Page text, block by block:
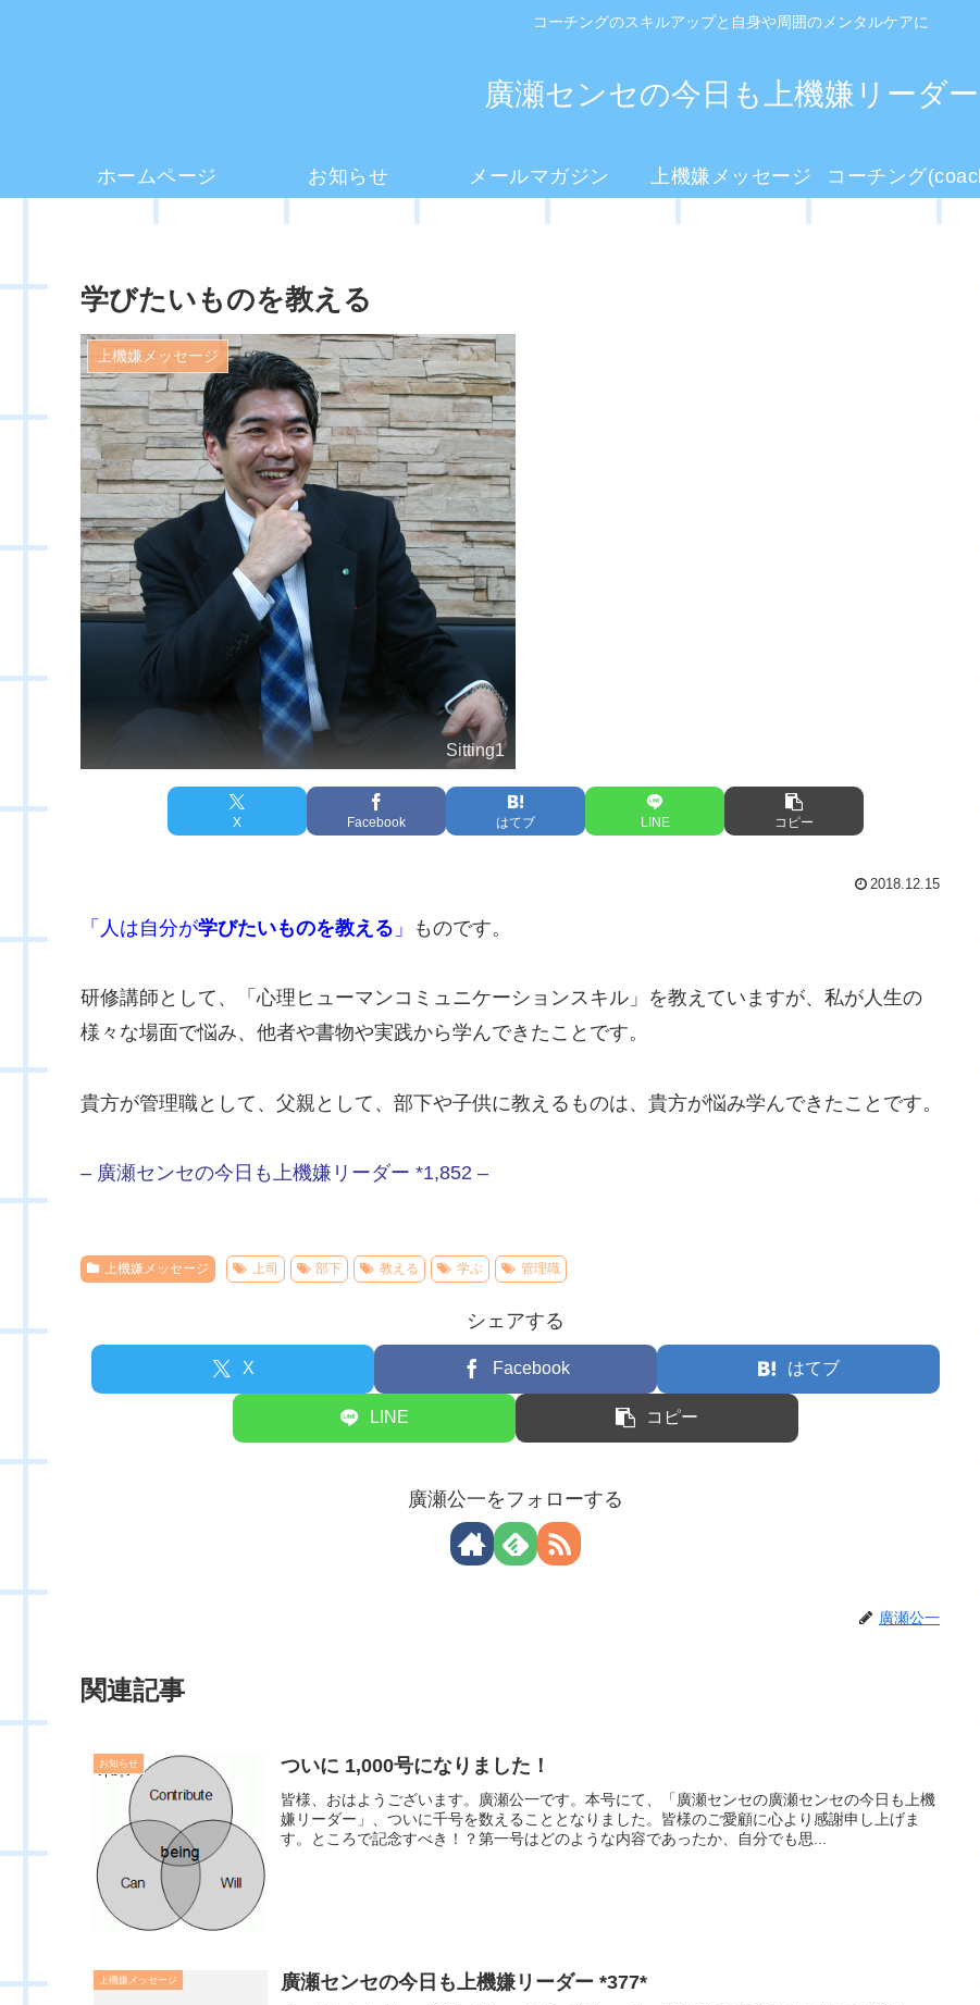
コーチングのスキルアップと自身や周囲のメンタルケアに
廣瀬センセの今日も上機嫌リーダー
ホームページ お知らせ メールマガジン 上機嫌メッセージ
学びたいものを教える
上機嫌メッセージ
Sitting1
X Facebook はてブ LINE コピー
2018.12.15
「人は自分が学びたいものを教える 」 ものです。
研修講師として、「心理ヒューマンコミュニケーションスキル」を教えていますが、私が人生の
様々な場面で悩み、他者や書物や実践から学んできたことです。
貴方が管理職として、父親として、部下や子供に教えるものは、貴方が悩み学んできたことです。
– 廣瀬センセの今日も上機嫌リーダー *1,852 –
上機嫌メッセージ 上司 部下 教える 学ぶ 管理職
シェアする
X Facebook はてブ
LINE コピー
廣瀬公一をフォローする
廣瀬公一
関連記事
お知らせ ついに 1,000号になりました！
皆様、おはようございます。廣瀬公一です。本号にて、「廣瀬センセの廣瀬センセの今日も上機
嫌リーダー」、ついに千号を数えることとなりました。皆様のご愛顧に心より感謝申し上げま
す。ところで記念すべき！？第一号はどのような内容であったか、自分でも思...
上機嫌メッセージ 廣瀬センセの今日も上機嫌リーダー *377*